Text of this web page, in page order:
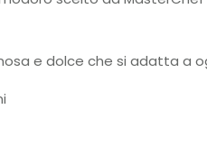
e dolce che si adatta a